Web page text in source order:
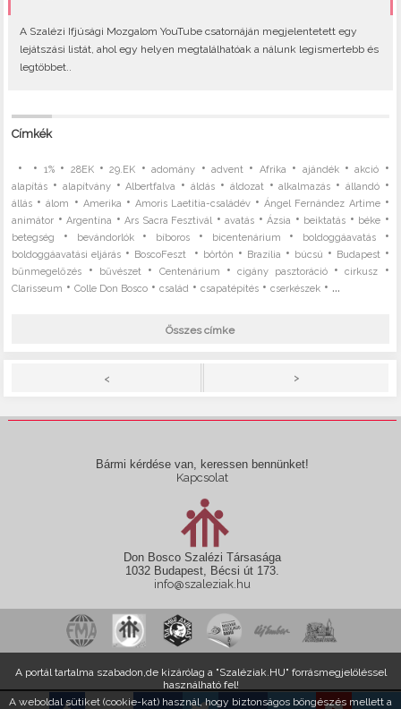
A weboldal sütiket (cookie-kat) használ, hogy biztonságos böngészés mellett a
A Szalézi Ifjúsági Mozgalom YouTube csatornáján megjelentetett egy
lejátszási listát, ahol egy helyen megtalálhatóak a nálunk legismertebb és
legtöbbet..
Címkék
• • 1%• 28EK•29.EK •adomány •advent • Afrika • ajándék•akció •
alapítás • alapítvány•Albertfalva •áldás • áldozat•alkalmazás • állandó•
állás •álom • Amerika • Amoris Laetitia-családév •Ángel Fernández Artime•
animátor •Argentína •Ars Sacra Fesztivál •avatás •Ázsia • beiktatás • béke •
betegség • bevándorlók• bíboros • bicentenárium • boldoggáavatás•
boldoggáavatási eljárás • BoscoFeszt • börtön • Brazília • búcsú • Budapest•
bűnmegelőzés • bűvészet• Centenárium •cigány pasztoráció•cirkusz •
Clarisseum •Colle Don Bosco •család •csapatépítés •cserkészek • ...
Összes címke
< >
Bármi kérdése van, keressen bennünket!
Kapcsolat
Don Bosco Szalézi Társasága
1032 Budapest, Bécsi út 173.
info@szaleziak.hu
A portál tartalma szabadon,de kizárólag a "Szaléziak.HU" forrásmegjelöléssel
használható fel!